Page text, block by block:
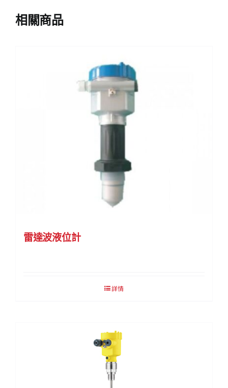
相關商品
雷達波液位計
詳情